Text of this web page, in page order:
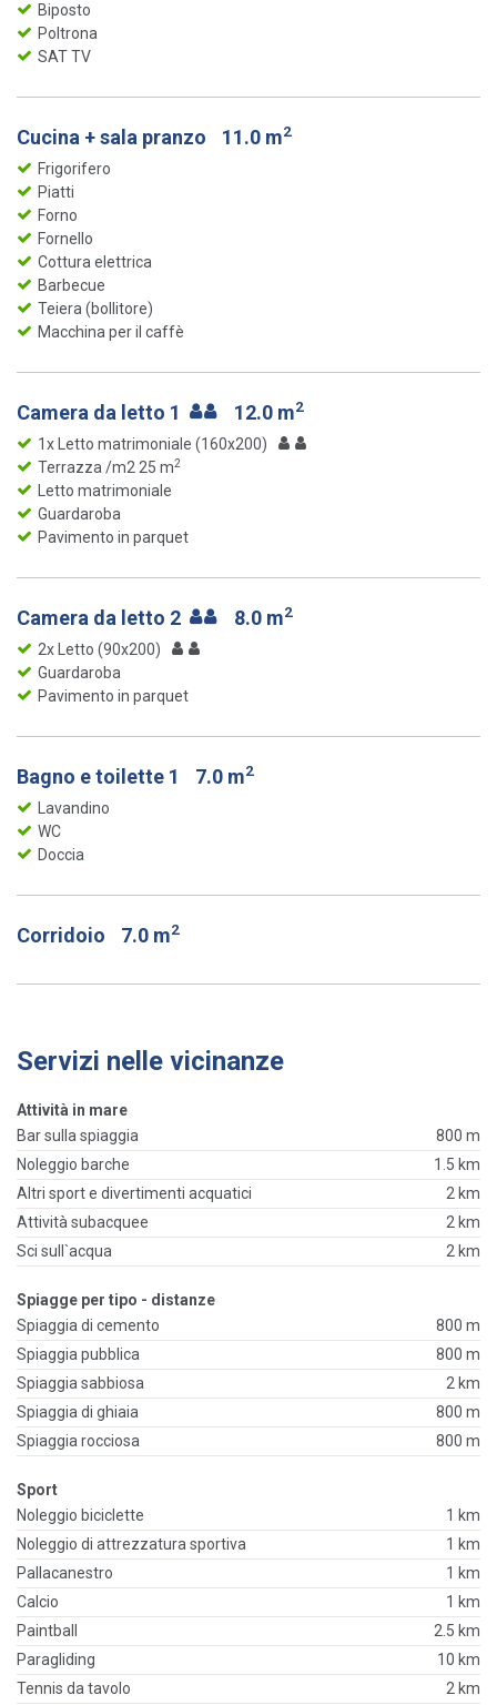
Biposto
Poltrona
SAT TV
Cucina + sala pranzo 11.0 m2
Frigorifero
Piatti
Forno
Fornello
Cottura elettrica
Barbecue
Teiera (bollitore)
Macchina per il caffè
Camera da letto 1 12.0 m2
1x Letto matrimoniale (160x200)
Terrazza /m2 25 m2
Letto matrimoniale
Guardaroba
Pavimento in parquet
Camera da letto 2 8.0 m2
2x Letto (90x200)
Guardaroba
Pavimento in parquet
Bagno e toilette 1 7.0 m2
Lavandino
WC
Doccia
Corridoio 7.0 m2
Servizi nelle vicinanze
Attività in mare
Bar sulla spiaggia
800 m
Noleggio barche
1.5 km
Altri sport e divertimenti acquatici
2 km
Attività subacquee
2 km
Sci sull`acqua
2 km
Spiagge per tipo - distanze
Spiaggia di cemento
800 m
Spiaggia pubblica
800 m
Spiaggia sabbiosa
2 km
Spiaggia di ghiaia
800 m
Spiaggia rocciosa
800 m
Sport
Noleggio biciclette
1 km
Noleggio di attrezzatura sportiva
1 km
Pallacanestro
1 km
Calcio
1 km
Paintball
2.5 km
Paragliding
10 km
Tennis da tavolo
2 km